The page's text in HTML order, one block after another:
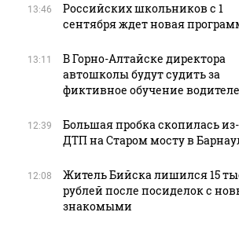
13:46
Российских школьников с 1
сентября ждет новая
13:11
В Горно-Алтайске директора
автошколы будут судить за
фиктивное обучение
12:39
Большая пробка скопилась
ДТП на Старом мосту в
12:08
Житель Бийска лишился 15
рублей после посиделок с
знакомыми